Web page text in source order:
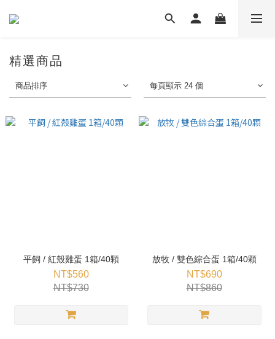
精選商品
商品排序 每頁顯示 24 個
平飼 / 紅殼雞蛋 1箱/40顆
NT$560
NT$730
放牧 / 雙色綜合蛋 1箱/40顆
NT$690
NT$860